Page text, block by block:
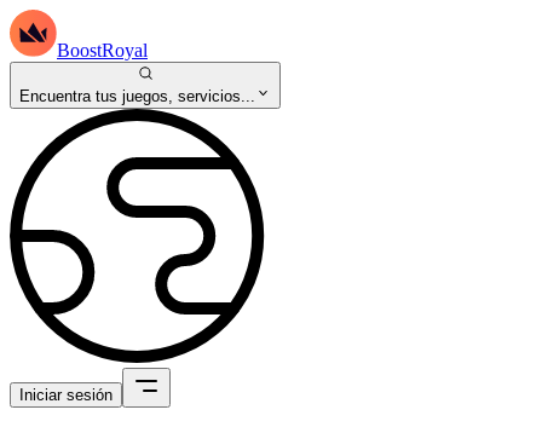
BoostRoyal
Encuentra tus juegos, servicios...
Iniciar sesión